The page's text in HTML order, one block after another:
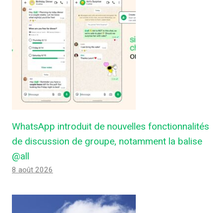
WhatsApp introduit de nouvelles fonctionnalités
de discussion de groupe, notamment la balise
@all
8 août 2026